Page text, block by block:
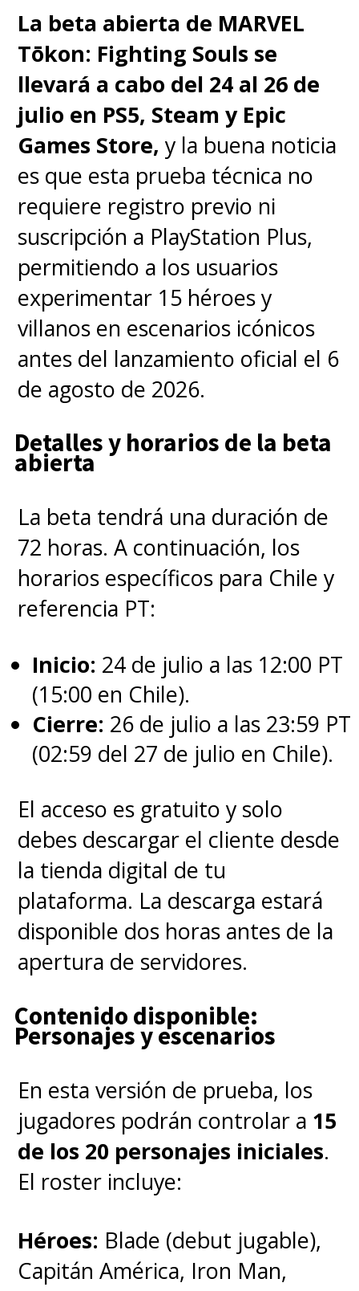
Gunn dio cuenta del enorme
cariño que le tiene a estos
personajes entregando una
historia autoconclusiva, un
one-shot, que se siente
importante en menos de 45
minutos . Todo lo que hace
especial a los Guardianes está
acá, pero envuelto en la magia
navideña.
El director y guionista no
olvida que el corazón de todo
componen los Guardianes y
que, al final, ellos siempre
velarán por el bien de sus
integrantes. Es por ello que
Mantis (Pom Klementieff) y
Drax (Dave Bautista)
, al ver la
(Chris Pratt)ante la ausencia
de Gamora (Zoe Saldaña),
deciden alegrarlo preparándole
una celebración navideña
Pero toda buena celebración de
Navidad debe ser acompañada
de un gran regalo, por lo que
ambos Guardianes viajan hasta
la Tierra para conseguir el mejor
"legendario" Kevin Bacon
La beta abierta de MARVEL
Tōkon: Fighting Souls se
llevará a cabo del 24 al 26 de
julio en PS5, Steam y Epic
Games Store,y la buena noticia
es que esta prueba técnica no
requiere registro previo ni
suscripción a PlayStation Plus,
permitiendo a los usuarios
experimentar 15 héroes y
villanos en escenarios icónicos
antes del lanzamiento oficial el 6
de agosto de 2026.
Detalles y horarios de la beta
abierta
La beta tendrá una duración de
72 horas. A continuación, los
horarios específicos para Chile y
referencia PT:
Inicio: 24 de julio a las 12:00 PT
(15:00 en Chile).
Cierre: 26 de julio a las 23:59 PT
(02:59 del 27 de julio en Chile).
El acceso es gratuito y solo
debes descargar el cliente desde
la tienda digital de tu
plataforma. La descarga estará
disponible dos horas antes de la
apertura de servidores.
Contenido disponible:
Personajes y escenarios
En esta versión de prueba, los
jugadores podrán controlar a 15
de los 20 personajes iniciales.
El roster incluye:
Héroes: Blade (debut jugable),
Capitán América, Iron Man,